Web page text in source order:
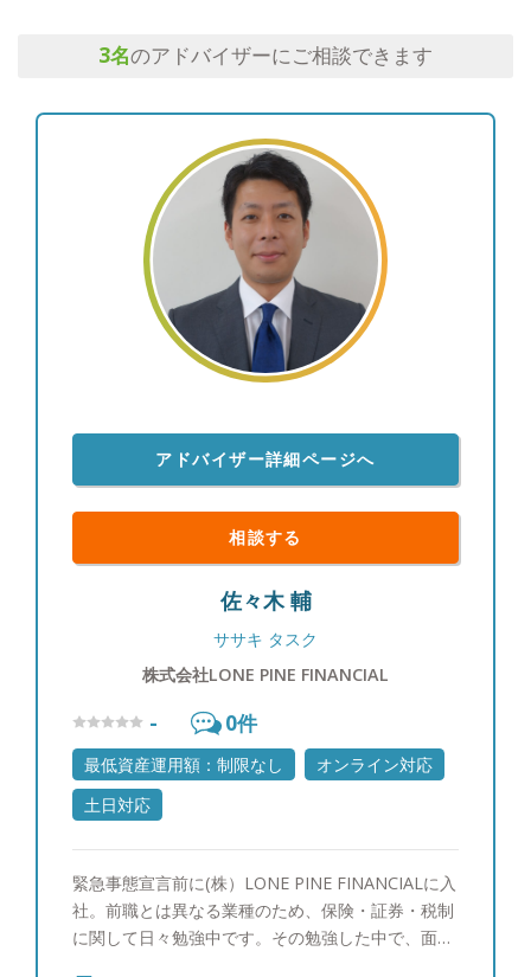
3名のアドバイザーにご相談できます
アドバイザー詳細ページへ
相談する
佐々木 輔
ササキ タスク
株式会社LONE PINE FINANCIAL
- 0件
最低資産運用額：制限なし
オンライン対応
土日対応
緊急事態宣言前に(株）LONE PINE FINANCIALに入
社。前職とは異なる業種のため、保険・証券・税制
に関して日々勉強中です。その勉強した中で、面白